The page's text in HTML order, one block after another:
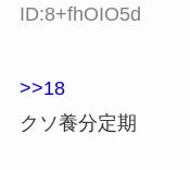
ID:8+fhOIO5d
>>18
クソ養分定期